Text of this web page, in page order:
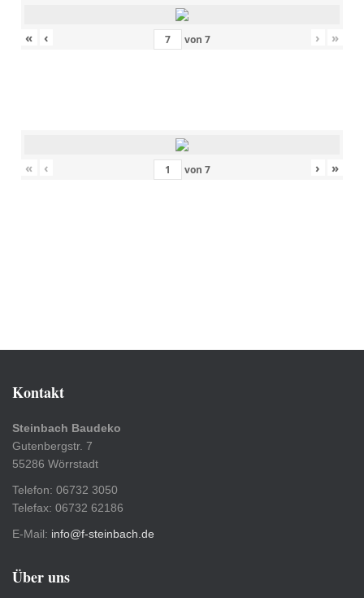
« ‹ von 7 › »
« ‹ von 7 › »
Kontakt
Steinbach Baudeko
Gutenbergstr. 7
55286 Wörrstadt
Telefon: 06732 3050
Telefax: 06732 62186
E-Mail: info@f-steinbach.de
Über uns